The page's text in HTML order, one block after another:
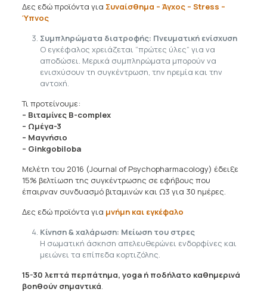
Δες εδώ προϊόντα για Συναίσθημα – Άγχος – Stress –
Ύπνος
Συμπληρώματα διατροφής: Πνευματική ενίσχυση
Ο εγκέφαλος χρειάζεται “πρώτες ύλες” για να
αποδώσει. Μερικά συμπληρώματα μπορούν να
ενισχύσουν τη συγκέντρωση, την ηρεμία και την
αντοχή.
Τι προτείνουμε:
– Βιταμίνες B-complex
– Ωμέγα-3
– Μαγνήσιο
– Ginkgobiloba
Μελέτη του 2016 (Journal of Psychopharmacology) έδειξε
15% βελτίωση της συγκέντρωσης σε εφήβους που
έπαιρναν συνδυασμό βιταμινών και Ω3 για 30 ημέρες.
Δες εδώ προϊόντα για μνήμη και εγκέφαλο
Κίνηση & χαλάρωση: Μείωση του στρες
Η σωματική άσκηση απελευθερώνει ενδορφίνες και
μειώνει τα επίπεδα κορτιζόλης.
15-30 λεπτά περπάτημα, yogaή ποδήλατο καθημερινά
βοηθούν σημαντικά